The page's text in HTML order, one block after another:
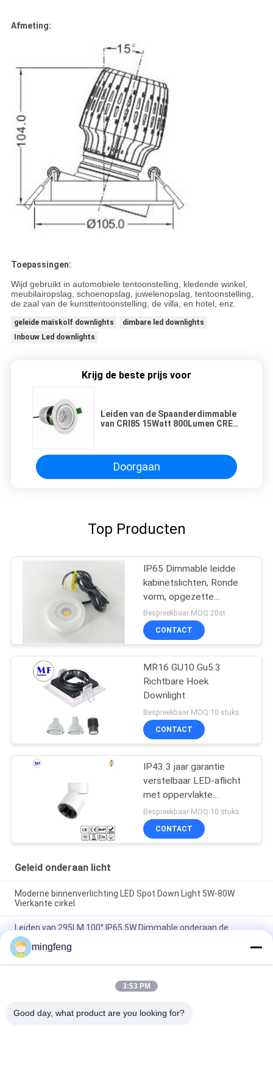
Afmeting:
Toepassingen:
Wijd gebruikt in automobiele tentoonstelling, kledende winkel,
meubilairopslag, schoenopslag, juwelenopslag, tentoonstelling,
de zaal van de kunsttentoonstelling, de villa, en hotel, enz.
geleide maïskolf downlights
dimbare led downlights
Inbouw Led downlights
Krijg de beste prijs voor
Leiden van de Spaanderdimmable
van CRI85 15Watt 800Lumen CREE
Doorgaan
Top Producten
IP65 Dimmable leidde
kabinetslichten, Ronde
vorm, opgezette
minidownlights van 3W
oppervlakte
Bespreekbaar MOQ:20st
CONTACT
MR16 GU10 Gu5.3
Richtbare Hoek
Downlight
Bespreekbaar MOQ:10 stuks
CONTACT
IP43 3 jaar garantie
verstelbaar LED-aflicht
met oppervlakte
bevestiging Voor
thuisgebruik in
winkelcentra
Bespreekbaar MOQ:10 stuks
CONTACT
Geleid onderaan licht
Moderne binnenverlichting LED Spot Down Light 5W-80W
Vierkante cirkel
Leiden van 295LM 100° IP65 5W Dimmable onderaan de
Schijnwerpers van het Lichtenkabinet
De Geleide MAÏSKOLF 7W 10W 20W zette onderaan de Lichte
populaire categorieën
mingfeng
3:53 PM
Good day, what product are you looking for?